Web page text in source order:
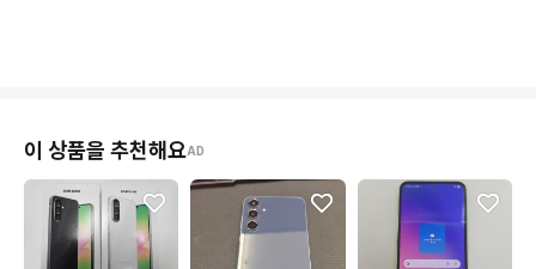
이 상품을 추천해요AD